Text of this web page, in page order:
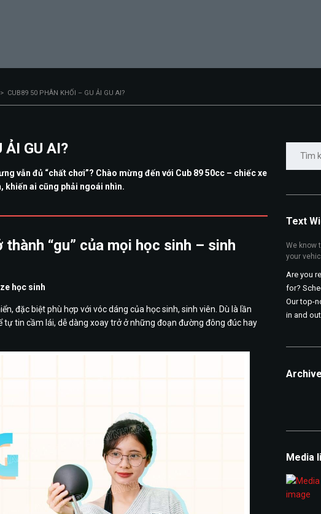
> CUB89 50 PHÂN KHỐI – GU ẢI GU AI?
ẢI GU AI?
vẫn đủ “chất chơi”? Chào mừng đến với Cub 89 50cc – chiếc xe
khiến ai cũng phải ngoái nhìn.
“gu” của mọi học sinh – sinh
học sinh
đặc biệt phù hợp với vóc dáng của học sinh, sinh viên. Dù là lần
tự tin cầm lái, dễ dàng xoay trở ở những đoạn đường đông đúc hay
kiếm
Text
We know
your
Are you
for?
Our top-
in and
Archive
Media